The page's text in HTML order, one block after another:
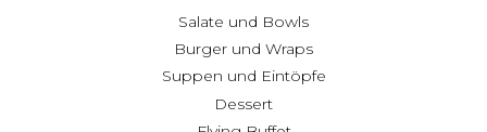
Salate und Bowls
Burger und Wraps
Suppen und Eintöpfe
Dessert